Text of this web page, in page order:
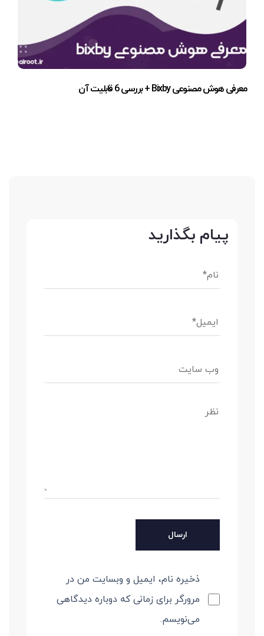
معرفی هوش مصنوعی Bixby + بررسی 6 قابلیت آن
پیام بگذارید
ذخیره نام، ایمیل و وبسایت من در
مرورگر برای زمانی که دوباره دیدگاهی
می‌نویسم.